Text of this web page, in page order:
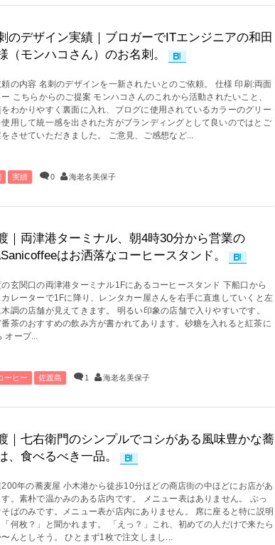
のデザイン実績｜ブロガーでITエンジニアの和田
（モンハコさん）のお名刺。
頼の内容 名刺のデザインを一新されたいとのご依頼。 仕様 印刷:両面
ー こちらからのご提案 モンハコさんのこれから活動されたいこと、
をわかりやすく裏面に入れ、ブログに使用されているカラーのグリー
使用して統一感を出された方がブランディングとして良いのではとご
させていただきました。 ご意見、ご感想など...
実績 0 海老名美保子
｜両津港ターミナル、朝4時30分から営業の
はお洒落なコーヒースタンド。
玄関口の両津港ターミナル1Fにあるコーヒースタンド 下船口から
カレーターで1Fに降り、レンタカー屋さんを右手に直進していくと左
調の店舗が見えてきます。 明るい印象の店舗で入りやすいです。
番茶のおすすめの飲み方が書かれてあります。砂糖を入れると紅茶に
ープ...
ーヒー 佐渡島 1 海老名美保子
｜七右衛門のシンプルでコシがある風味豊かな蕎
、食べるべき一品。
200年の蕎麦屋 小木港から徒歩10分ほどの商店街の中ほどにお店があ
す。素朴で温かみのある店内です。 メニュー表はありません。 ぶっ
ばのみです。メニュー表が店内にありません。 席に座ると特に説明
「何枚？」と聞かれます。 「えっ？」これ、初めての人だけで来たら
んとしそう。 ひとまず1枚で注文しまし...